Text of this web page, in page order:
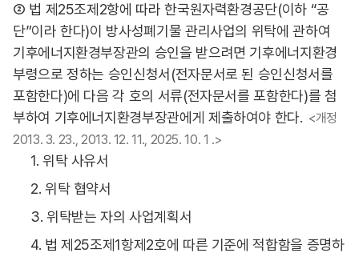
② 법 제25조제2항에 따라 한국원자력환경공단(이하 “공
단”이라 한다)이 방사성폐기물 관리사업의 위탁에 관하여
기후에너지환경부장관의 승인을 받으려면 기후에너지환경
부령으로 정하는 승인신청서(전자문서로 된 승인신청서를
포함한다)에 다음 각 호의 서류(전자문서를 포함한다)를 첨
부하여 기후에너지환경부장관에게 제출하여야 한다. <개정
2013. 3. 23., 2013. 12. 11., 2025. 10. 1 .>
1. 위탁 사유서
2. 위탁 협약서
3. 위탁받는 자의 사업계획서
4. 법 제25조제1항제2호에 따른 기준에 적합함을 증명하